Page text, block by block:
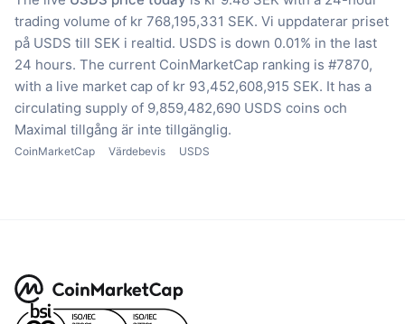
trading volume of kr 768,195,331 SEK. Vi uppdaterar priset
på USDS till SEK i realtid. USDS is down 0.01% in the last
24 hours. The current CoinMarketCap ranking is #7870,
with a live market cap of kr 93,452,608,915 SEK. It has a
circulating supply of 9,859,482,690 USDS coins och
Maximal tillgång är inte tillgänglig.
CoinMarketCap Värdebevis USDS